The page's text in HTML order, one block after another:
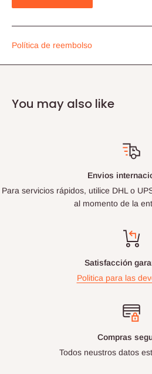
Política de reembolso
You may also like
Envios
Para servicios rápidos, utilice DHL o
al momento de la
Satisfacción
Politica para las
Compras
Todos neustros datos